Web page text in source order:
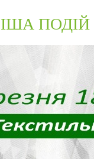
ПОДІЙ